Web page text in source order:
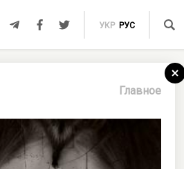
УКР РУС
Главное